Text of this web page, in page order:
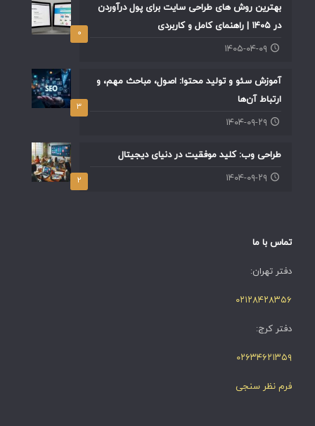
۰
بهترین روش های طراحی سایت برای پول درآوردن
در ۱۴۰۵ | راهنمای کامل و کاربردی
۱۴۰۵-۰۴-۰۹
۳
آموزش سئو و تولید محتوا: اصول، مباحث مهم، و
ارتباط آن‌ها
۱۴۰۴-۰۹-۲۹
۲
طراحی وب: کلید موفقیت در دنیای دیجیتال
۱۴۰۴-۰۹-۲۹
تماس با ما
دفتر تهران:
۰۲۱۲۸۴۲۸۳۵۶
دفتر کرج:
۰۲۶۳۴۶۲۱۳۵۹
فرم نظر سنجی